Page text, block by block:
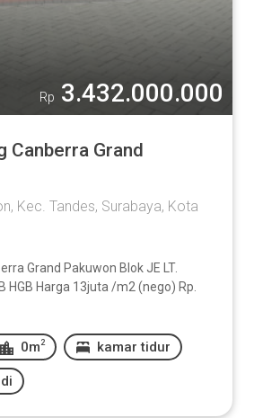
Rp 3.432.000.000
Canberra Grand
Kec. Tandes, Surabaya, Kota
Grand Pakuwon Blok JE LT.
HGB Harga 13juta /m2 (nego) Rp.
0m 2 kamar tidur